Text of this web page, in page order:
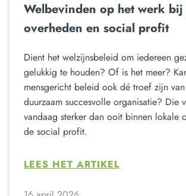
Welbevinden op het werk bij
overheden en social profit
Dient het welzijnsbeleid om iedereen
gelukkig te houden? Of is het meer?
mensgericht beleid ook dé troef zijn
duurzaam succesvolle organisatie? Die
vandaag sterker dan ooit binnen lokale
de social profit.
LEES HET ARTIKEL